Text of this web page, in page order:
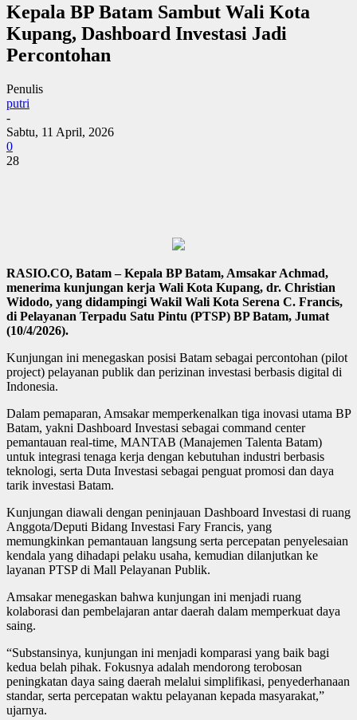
Kepala BP Batam Sambut Wali Kota
Kupang, Dashboard Investasi Jadi
Percontohan
Penulis
putri
-
Sabtu, 11 April, 2026
0
28
RASIO.CO, Batam – Kepala BP Batam, Amsakar Achmad,
menerima kunjungan kerja Wali Kota Kupang, dr. Christian
Widodo, yang didampingi Wakil Wali Kota Serena C. Francis,
di Pelayanan Terpadu Satu Pintu (PTSP) BP Batam, Jumat
(10/4/2026).
Kunjungan ini menegaskan posisi Batam sebagai percontohan (pilot
project) pelayanan publik dan perizinan investasi berbasis digital di
Indonesia.
Dalam pemaparan, Amsakar memperkenalkan tiga inovasi utama BP
Batam, yakni Dashboard Investasi sebagai command center
pemantauan real-time, MANTAB (Manajemen Talenta Batam)
untuk integrasi tenaga kerja dengan kebutuhan industri berbasis
teknologi, serta Duta Investasi sebagai penguat promosi dan daya
tarik investasi Batam.
Kunjungan diawali dengan peninjauan Dashboard Investasi di ruang
Anggota/Deputi Bidang Investasi Fary Francis, yang
memungkinkan pemantauan langsung serta percepatan penyelesaian
kendala yang dihadapi pelaku usaha, kemudian dilanjutkan ke
layanan PTSP di Mall Pelayanan Publik.
Amsakar menegaskan bahwa kunjungan ini menjadi ruang
kolaborasi dan pembelajaran antar daerah dalam memperkuat daya
saing.
“Substansinya, kunjungan ini menjadi komparasi yang baik bagi
kedua belah pihak. Fokusnya adalah mendorong terobosan
peningkatan daya saing daerah melalui simplifikasi, penyederhanaan
standar, serta percepatan waktu pelayanan kepada masyarakat,”
ujarnya.